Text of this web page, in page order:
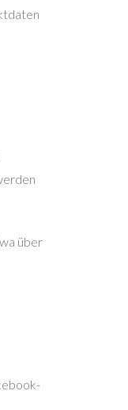
über